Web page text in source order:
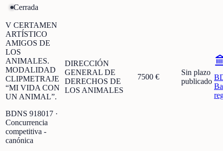
Cerrada
V CERTAMEN
ARTÍSTICO
AMIGOS DE
LOS
ANIMALES.
MODALIDAD
CLIPMETRAJE
“MI VIDA CON
UN ANIMAL”.
BDNS 918017 ·
Concurrencia
competitiva -
canónica
DIRECCIÓN
GENERAL DE
DERECHOS DE
LOS ANIMALES
7500 €
Sin plazo
publicado